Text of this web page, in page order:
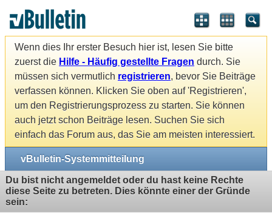
Wenn dies Ihr erster Besuch hier ist, lesen Sie bitte
zuerst die Hilfe - Häufig gestellte Fragen durch. Sie
müssen sich vermutlich registrieren, bevor Sie Beiträge
verfassen können. Klicken Sie oben auf 'Registrieren',
um den Registrierungsprozess zu starten. Sie können
auch jetzt schon Beiträge lesen. Suchen Sie sich
einfach das Forum aus, das Sie am meisten interessiert.
vBulletin-Systemmitteilung
Du bist nicht angemeldet oder du hast keine Rechte
diese Seite zu betreten. Dies könnte einer der Gründe
sein: